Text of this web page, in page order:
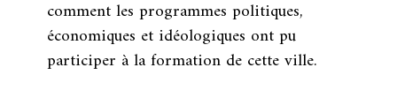
comment les programmes politiques,
économiques et idéologiques ont pu
participer à la formation de cette ville.